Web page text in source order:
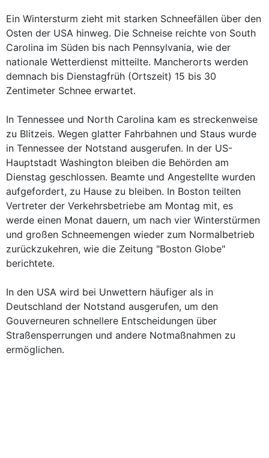
Ein Wintersturm zieht mit starken Schneefällen über den
Osten der USA hinweg. Die Schneise reichte von South
Carolina im Süden bis nach Pennsylvania, wie der
nationale Wetterdienst mitteilte. Mancherorts werden
demnach bis Dienstagfrüh (Ortszeit) 15 bis 30
Zentimeter Schnee erwartet.
In Tennessee und North Carolina kam es streckenweise
zu Blitzeis. Wegen glatter Fahrbahnen und Staus wurde
in Tennessee der Notstand ausgerufen. In der US-
Hauptstadt Washington bleiben die Behörden am
Dienstag geschlossen. Beamte und Angestellte wurden
aufgefordert, zu Hause zu bleiben. In Boston teilten
Vertreter der Verkehrsbetriebe am Montag mit, es
werde einen Monat dauern, um nach vier Winterstürmen
und großen Schneemengen wieder zum Normalbetrieb
zurückzukehren, wie die Zeitung "Boston Globe"
berichtete.
In den USA wird bei Unwettern häufiger als in
Deutschland der Notstand ausgerufen, um den
Gouverneuren schnellere Entscheidungen über
Straßensperrungen und andere Notmaßnahmen zu
ermöglichen.